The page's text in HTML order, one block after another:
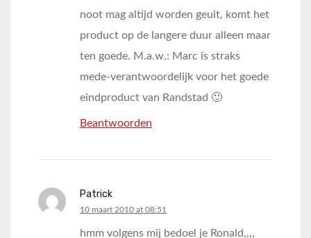
noot mag altijd worden geuit, komt het
product op de langere duur alleen maar
ten goede. M.a.w.: Marc is straks
mede-verantwoordelijk voor het goede
eindproduct van Randstad 🙂
Beantwoorden
Patrick
says:
10 maart 2010 at 08:51
hmm volgens mij bedoel je Ronald,,,,